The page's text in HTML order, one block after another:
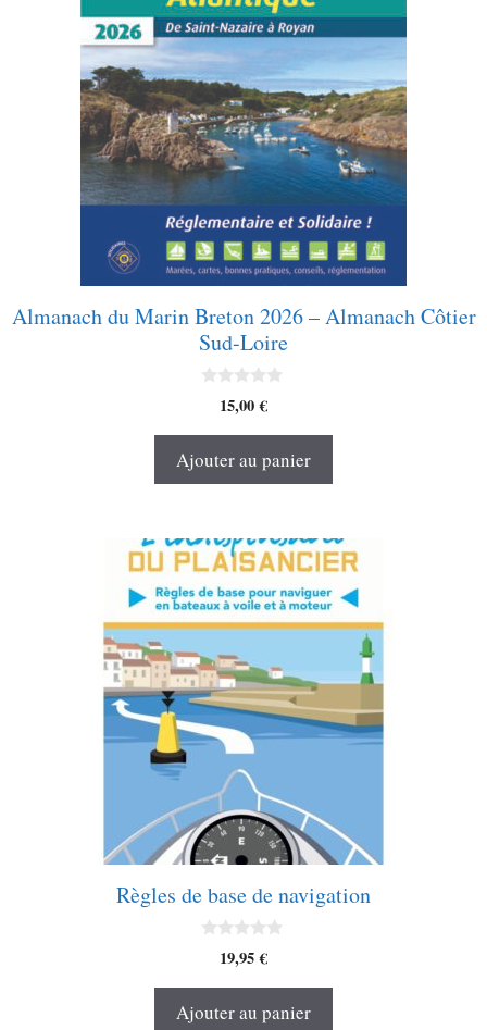
Almanach du Marin Breton 2026 – Almanach Côtier
Sud-Loire
5
15,00€
Ajouter au panier
Règles de base de navigation
5
19,95€
Ajouter au panier